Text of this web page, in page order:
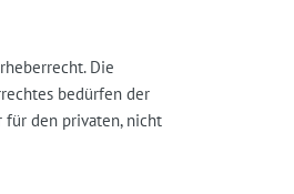
Die
bedürfen der
für den privaten, nicht